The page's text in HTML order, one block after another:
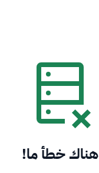
هناك خطأ ما!